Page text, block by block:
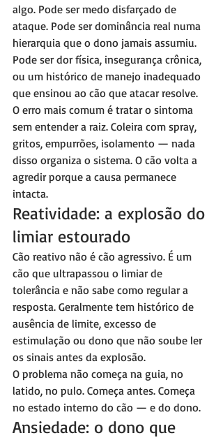
algo. Pode ser medo disfarçado de
ataque. Pode ser dominância real numa
hierarquia que o dono jamais assumiu.
Pode ser dor física, insegurança crônica,
ou um histórico de manejo inadequado
que ensinou ao cão que atacar resolve.
O erro mais comum é tratar o sintoma
sem entender a raiz. Coleira com spray,
gritos, empurrões, isolamento — nada
disso organiza o sistema. O cão volta a
agredir porque a causa permanece
intacta.
Reatividade: a explosão do
limiar estourado
Cão reativo não é cão agressivo. É um
cão que ultrapassou o limiar de
tolerância e não sabe como regular a
resposta. Geralmente tem histórico de
ausência de limite, excesso de
estimulação ou dono que não soube ler
os sinais antes da explosão.
O problema não começa na guia, no
latido, no pulo. Começa antes. Começa
no estado interno do cão — e do dono.
Ansiedade: o dono que